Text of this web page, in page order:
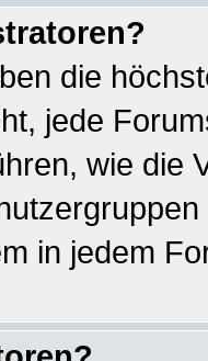
die
jede
wie die
in jedem